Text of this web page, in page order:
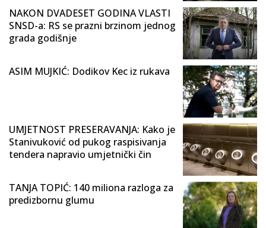
NAKON DVADESET GODINA VLASTI
SNSD-a: RS se prazni brzinom jednog
grada godišnje
ASIM MUJKIĆ: Dodikov Kec iz rukava
UMJETNOST PRESERAVANJA: Kako je
Stanivuković od pukog raspisivanja
tendera napravio umjetnički čin
TANJA TOPIĆ: 140 miliona razloga za
predizbornu glumu